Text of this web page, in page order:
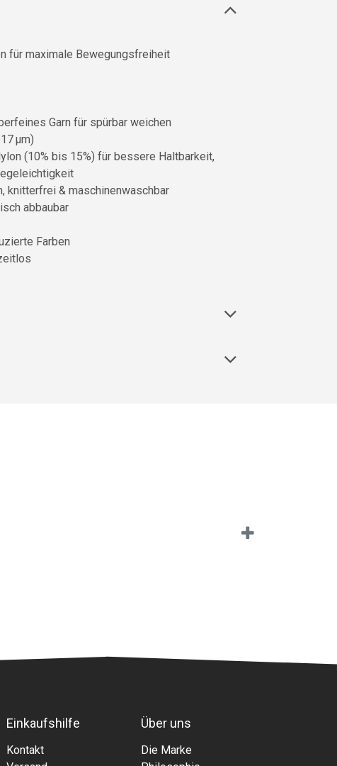
für maximale Bewegungsfreiheit
Garn für spürbar weichen
µm)
(10% bis 15%) für bessere Haltbarkeit,
knitterfrei & maschinenwaschbar
abbaubar
Farben
Einkaufshilfe
Kontakt
Über uns
Die Marke